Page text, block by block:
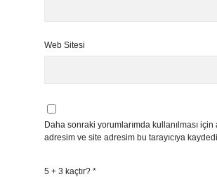
Web Sitesi
Daha sonraki yorumlarımda kullanılması için
adresim ve site adresim bu tarayıcıya
5 + 3 kaçtır? *